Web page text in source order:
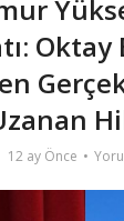
12 ay Önce